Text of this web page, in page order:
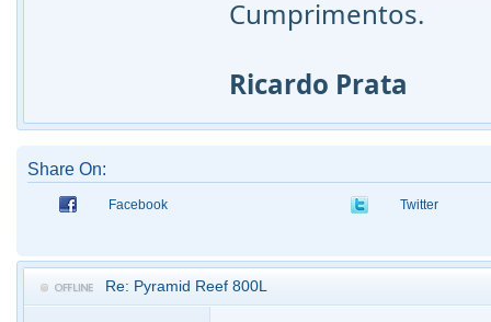
Cumprimentos.
Ricardo Prata
Share On:
Facebook Twitter
Re: Pyramid Reef 800L